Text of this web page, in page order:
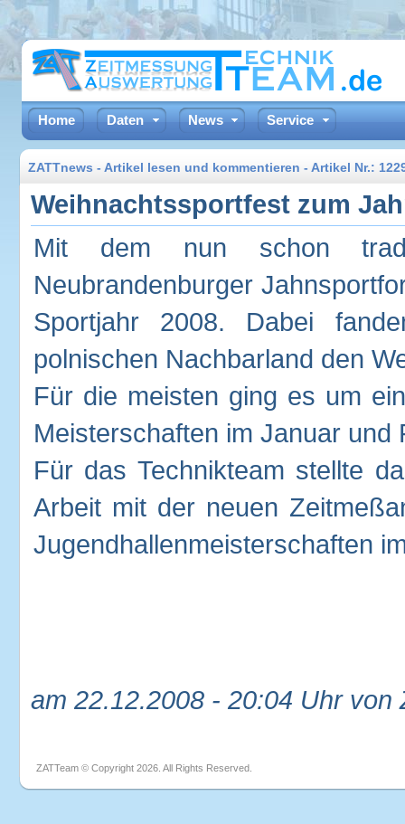
Home Daten News Service
ZATTnews - Artikel lesen und kommentieren - Artikel Nr.:
Weihnachtssportfest zum
Mit dem nun schon
Neubrandenburger
Sportjahr 2008. Dabei
polnischen Nachbarland den
Für die meisten ging es um
Meisterschaften im Januar und
Für das Technikteam stellte
Arbeit mit der neuen
Jugendhallenmeisterschaften
am 22.12.2008 - 20:04 Uhr von
ZATTeam © Copyright 2026. All Rights Reserved.